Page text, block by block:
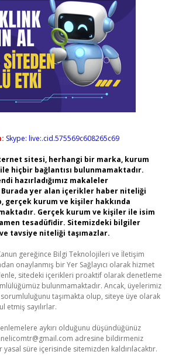
Skype: live:.cid.575569c608265c69
sitesi, herhangi bir marka, kurum
hiçbir bağlantısı bulunmamaktadır.
hazırladığımız makaleler
Burada yer alan içerikler haber niteliği
gerçek kurum ve kişiler hakkında
Gerçek kurum ve kişiler ile isim
tesadüfidir. Sitemizdeki bilgiler
tavsiye niteliği taşımazlar.
gereğince Bilgi Teknolojileri ve İletişim
onaylanmış bir Yer Sağlayıcı olarak hizmet
sitedeki içerikleri proaktif olarak denetleme
bulunmamaktadır. Ancak, üyelerimiz
taşımakta olup, siteye üye olarak
etmiş sayılırlar.
aykırı olduğunu düşündüğünüz
adresine bildirmeniz
süre içerisinde sitemizden kaldırılacaktır.